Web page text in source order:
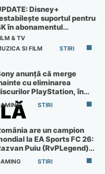
Disney+
suportul pentru
în abonamentul
& TV
SI FILM
STIRI
anunță că merge
cu eliminarea
PlayStation, în
protestelor
STIRI
are un campion
la EA Sports FC 26:
Puiu (RvPLegend)
turneul de la Paris
STIRI